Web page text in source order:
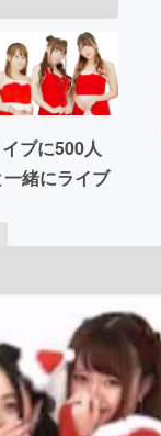
ブに500人
緒にライブ